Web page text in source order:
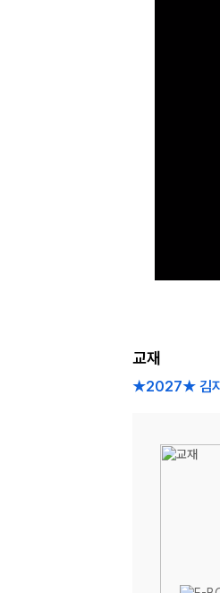
교재
★2027★ 김지